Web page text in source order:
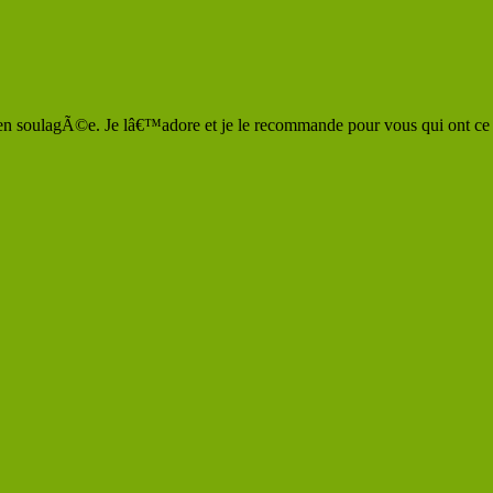
soulagÃ©e. Je lâ€™adore et je le recommande pour vous qui ont